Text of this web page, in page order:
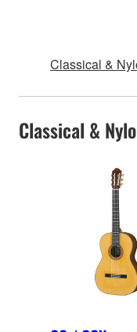
Classical &
Classical &